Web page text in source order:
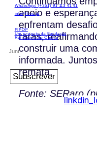
apoio e
enfrentam
raras,
construir uma
informada.
remata.
Fonte: SERaro
WhatsApp: (+351) 91 113 41 41
info@froc.pt
PIPOP
Um projecto da Fundação
Rui Osório de Castro
Subscrever